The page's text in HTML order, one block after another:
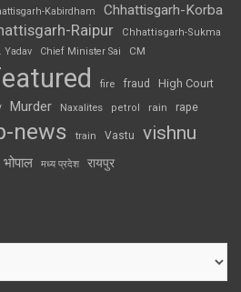
Kabirdham Chhattisgarh-Korba
Raipur
Chhattisgarh-Sukma
Yadav Chief Minister Sai CM
fire fraud High Court
Murder Naxalites petrol rain rape
news train Vastu vishnu
भोपाल मध्य प्रदेश रायपुर